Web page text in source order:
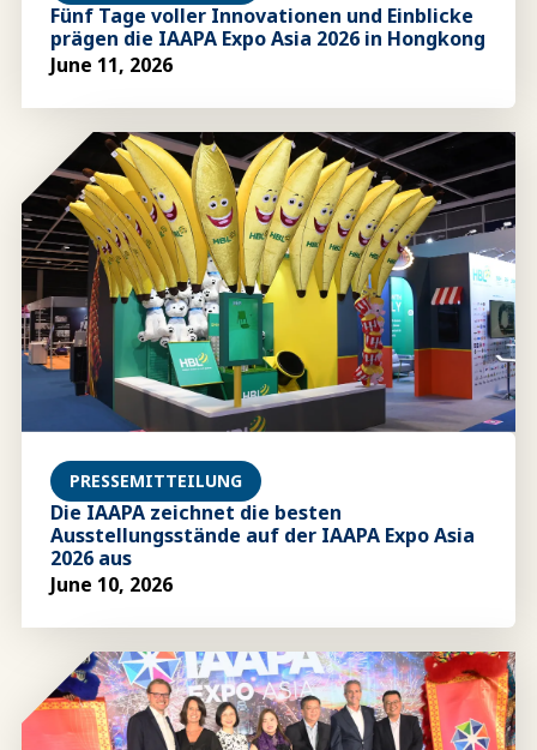
Fünf Tage voller Innovationen und Einblicke
prägen die IAAPA Expo Asia 2026 in Hongkong
June 11, 2026
Die IAAPA zeichnet die besten
Ausstellungsstände auf der IAAPA Expo Asia
2026 aus
PRESSEMITTEILUNG
June 10, 2026